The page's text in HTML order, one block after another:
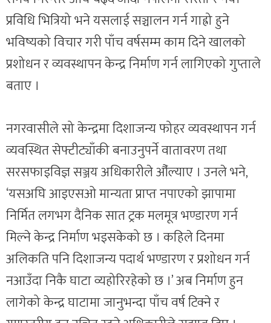
प्रविधि भित्रियो भने यसलाई सञ्चालन गर्न गाह्रो हुने
भविष्यको विचार गरी पाँच वर्षसम्म काम दिने खालको
प्रशोधन र व्यवस्थापन केन्द्र निर्माण गर्न लागिएको गुप्ताले
बताए ।
नगरवासीले सो केन्द्रमा दिशाजन्य फोहर व्यवस्थापन गर्न
व्यवस्थित सेफ्टीट्याँकी बनाउनुपर्ने वातावरण तथा
सरसफाइविज्ञ सञ्जय अधिकारीले औँल्याए । उनले भने,
‘यसअघि आइएसओ मान्यता प्राप्त नपाएको झापामा
निर्मित लगभग दैनिक सात ट्रक मलमूत्र भण्डारण गर्न
मिल्ने केन्द्र निर्माण भइसकेको छ । कहिले दिनमा
अलिकति पनि दिशाजन्य पदार्थ भण्डारण र प्रशोधन गर्न
नआउँदा निकै घाटा व्यहोरिरहेको छ ।’ अब निर्माण हुन
लागेको केन्द्र घाटामा जानुभन्दा पाँच वर्ष टिक्ने र